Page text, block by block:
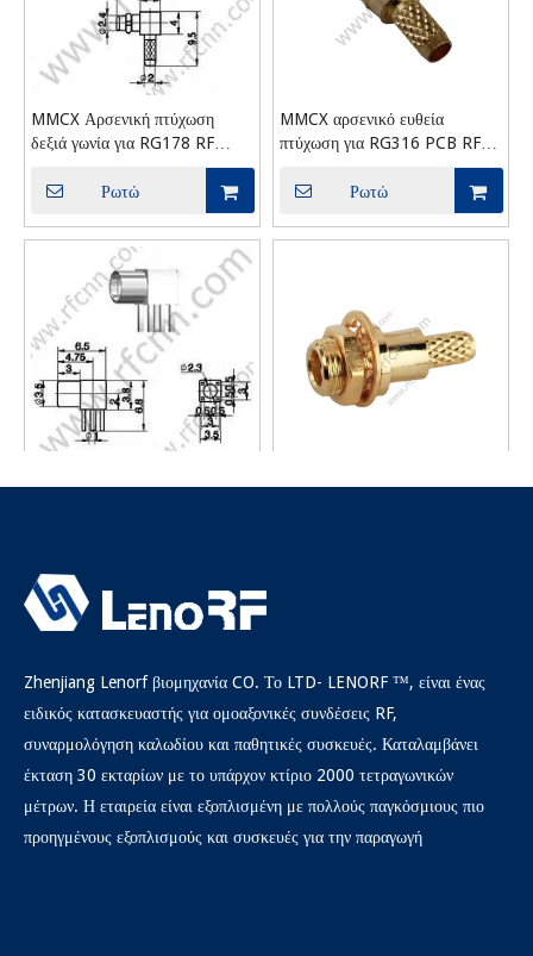
MMCX Αρσενική πτύχωση
δεξιά γωνία για RG178 RF
Ρωτώ
MMCX αρσενικό ευθεία
πτύχωση για RG316 PCB RF
Ρωτώ
MMCX θηλυκή δεξιά γωνία για
MMCX θηλυκό πλέγμα πάνελ
Zhenjiang Lenorf βιομηχανία CO. Το LTD- LENORF ™, είναι ένας
ειδικός κατασκευαστής για ομοαξονικές συνδέσεις RF,
συναρμολόγηση καλωδίου και παθητικές συσκευές. Καταλαμβάνει
έκταση 30 εκταρίων με το υπάρχον κτίριο 2000 τετραγωνικών
μέτρων. Η εταιρεία είναι εξοπλισμένη με πολλούς παγκόσμιους πιο
προηγμένους εξοπλισμούς και συσκευές για την παραγωγή